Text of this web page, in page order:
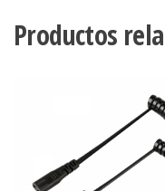
Productos